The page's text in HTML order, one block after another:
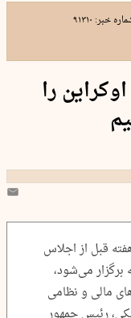
خبر: ۹۱۳۱۰
را
فیکو، نخست وزیر اسلواکی کمتر از ۲ هفته قبل از اجلاس
ژوئیه در ترکیه برگزار می‌شود،
مالی و نظامی